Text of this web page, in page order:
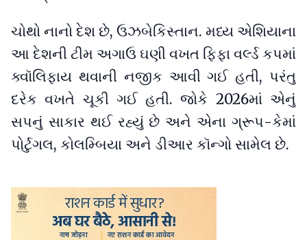
ચોથો નાનો દેશ છે, ઉઝબેકિસ્તાન. મધ્ય એશિયાના
આ દેશની ટીમ અગાઉ ઘણી વખત ફિફા વર્લ્ડ કપમાં
ક્વૉલિફાય થવાની નજીક આવી ગઈ હતી, પરંતુ
દરેક વખતે ચૂકી ગઈ હતી. જોકે 2026માં એનું
સપનું સાકાર થઈ રહ્યું છે અને એના ગ્રૂપ-કેમાં
પોર્ટુગલ, કોલમ્બિયા અને ડીઆર કૉન્ગો સામેલ છે.